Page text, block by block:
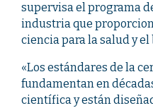
supervisa el programa
industria que
ciencia para la salud y
«Los estándares de la
fundamentan en
científica y están